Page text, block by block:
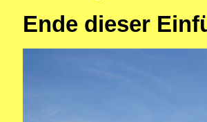
Ende dieser